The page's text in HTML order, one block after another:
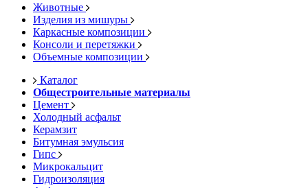
Животные
Изделия из мишуры
Каркасные композиции
Консоли и перетяжки
Объемные композиции
Каталог
Общестроительные материалы
Цемент
Холодный асфальт
Керамзит
Битумная эмульсия
Гипс
Микрокальцит
Гидроизоляция